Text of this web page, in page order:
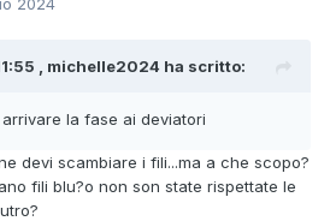
, michelle2024 ha scritto:
la fase ai deviatori
devi scambiare i fili...ma a che scopo?
fili blu?o non son state rispettate le